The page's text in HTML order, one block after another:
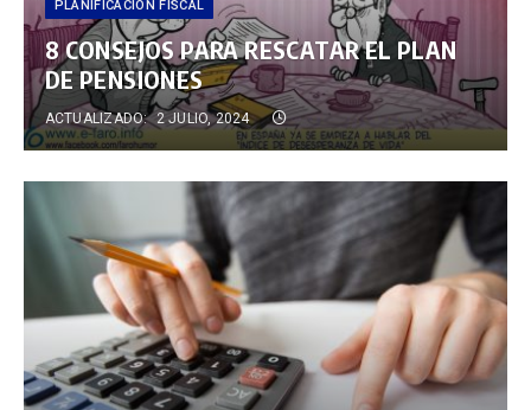
PLANIFICACIÓN FISCAL
8 CONSEJOS PARA RESCATAR EL PLAN
DE PENSIONES
ACTUALIZADO: 2 JULIO, 2024